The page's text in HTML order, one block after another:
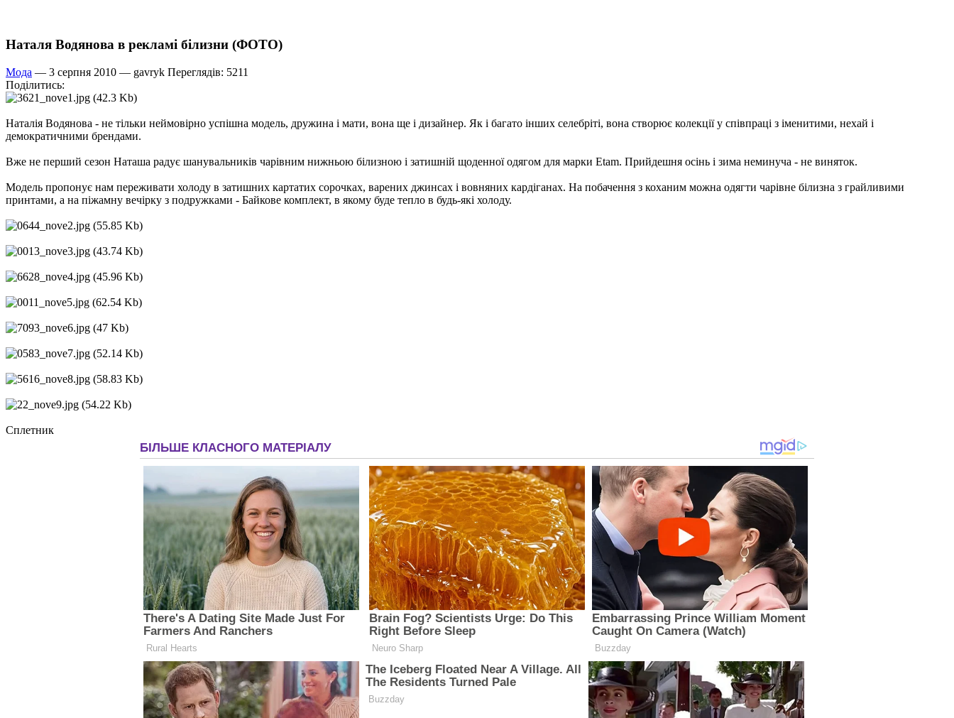
Наталя Водянова в рекламі білизни (ФОТО)
Мода — 3 серпня 2010 — gavryk Переглядів: 5211
Поділитись:
Наталія Водянова - не тільки неймовірно успішна модель, дружина і мати, вона ще і дизайнер. Як і багато інших селебріті, вона створює колекції у співпраці з іменитими, нехай і
демократичними брендами.
Вже не перший сезон Наташа радує шанувальників чарівним нижньою білизною і затишній щоденної одягом для марки Etam. Прийдешня осінь і зима неминуча - не виняток.
Модель пропонує нам переживати холоду в затишних картатих сорочках, варених джинсах і вовняних кардіганах. На побачення з коханим можна одягти чарівне білизна з грайливими
принтами, а на піжамну вечірку з подружками - Байкове комплект, в якому буде тепло в будь-які холоду.
Сплетник